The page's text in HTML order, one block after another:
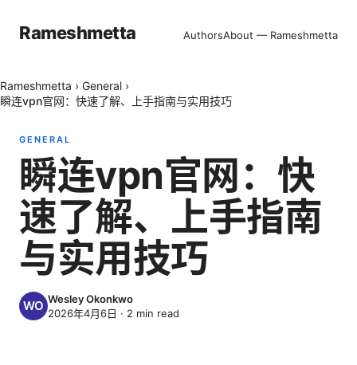
Rameshmetta AuthorsAbout — Rameshmetta
Rameshmetta › General ›
瞬连vpn官网：快速了解、上手指南与实用技巧
GENERAL
瞬连vpn官网：快
速了解、上手指南
与实用技巧
Wesley Okonkwo
2026年4月6日 · 2 min read